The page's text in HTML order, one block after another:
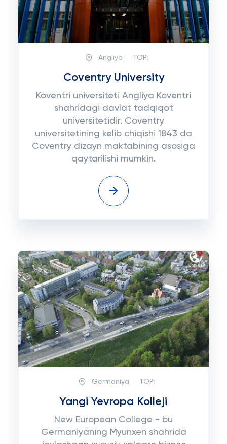
Angliya TOP:
Coventry University
Koventri universiteti Angliya Koventri
shahridagi davlat tadqiqot
universitetidir. Coventry
universitetining kelib chiqishi 1843 da
Coventry dizayn maktabining asosiga
qaytarilishi mumkin.
Germaniya TOP:
Yangi Yevropa Kolleji
New European College - bu
Germaniyaning Myunxen shahrida